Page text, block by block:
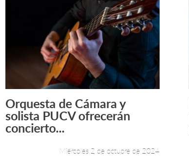
Leer más +
Orquesta de Cámara y
solista PUCV ofrecerán
concierto...
Miércoles 2 de octubre de 2024